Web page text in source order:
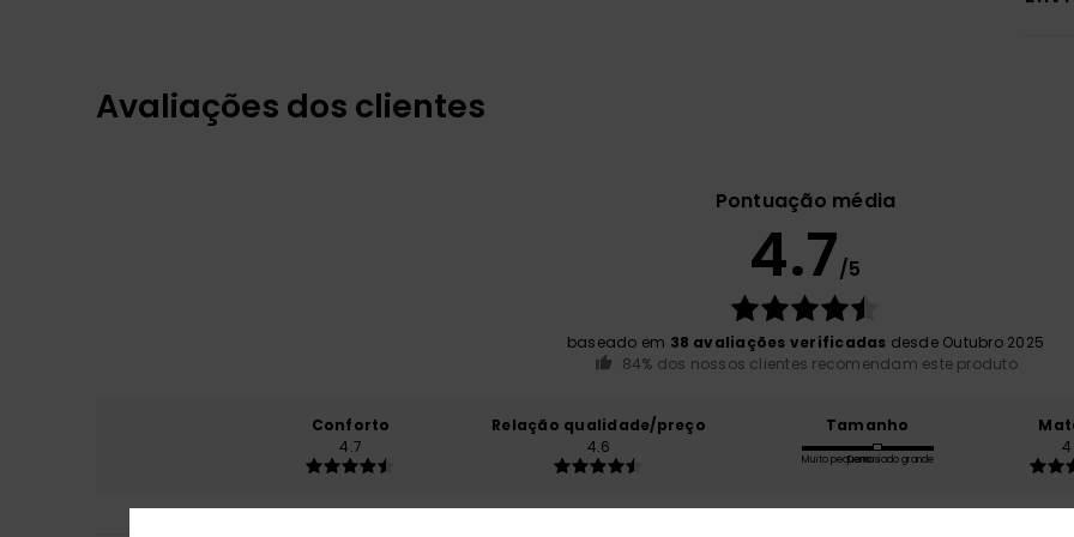
Avaliações dos clientes
Pontuação média
4.7/5
baseado em 38 avaliações verificadas desde Outubro 2025
84% dos nossos clientes recomendam este produto
Conforto
4.7
Relação qualidade/preço
4.6
Tamanho
Muito pequenoDemasiado grande